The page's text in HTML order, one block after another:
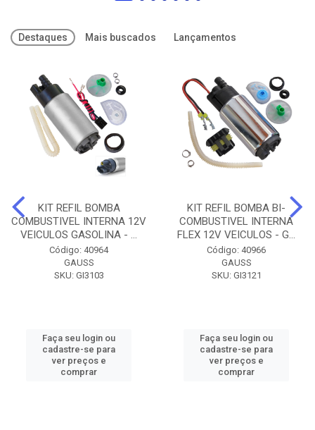
Destaques Mais buscados Lançamentos
KIT REFIL BOMBA
COMBUSTIVEL INTERNA 12V
VEICULOS GASOLINA - ...
Código: 40964
GAUSS
SKU: GI3103
Faça seu login ou
cadastre-se para
ver preços e
comprar
KIT REFIL BOMBA BI-
COMBUSTIVEL INTERNA
FLEX 12V VEICULOS - G...
Código: 40966
GAUSS
SKU: GI3121
Faça seu login ou
cadastre-se para
ver preços e
comprar